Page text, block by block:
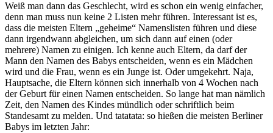
Weiß man dann das Geschlecht, wird es schon ein wenig einfacher,
denn man muss nun keine 2 Listen mehr führen. Interessant ist es,
dass die meisten Eltern „geheime“ Namenslisten führen und diese
dann irgendwann abgleichen, um sich dann auf einen (oder
mehrere) Namen zu einigen. Ich kenne auch Eltern, da darf der
Mann den Namen des Babys entscheiden, wenn es ein Mädchen
wird und die Frau, wenn es ein Junge ist. Oder umgekehrt. Naja,
Hauptsache, die Eltern können sich innerhalb von 4 Wochen nach
der Geburt für einen Namen entscheiden. So lange hat man nämlich
Zeit, den Namen des Kindes mündlich oder schriftlich beim
Standesamt zu melden. Und tatatata: so hießen die meisten Berliner
Babys im letzten Jahr: